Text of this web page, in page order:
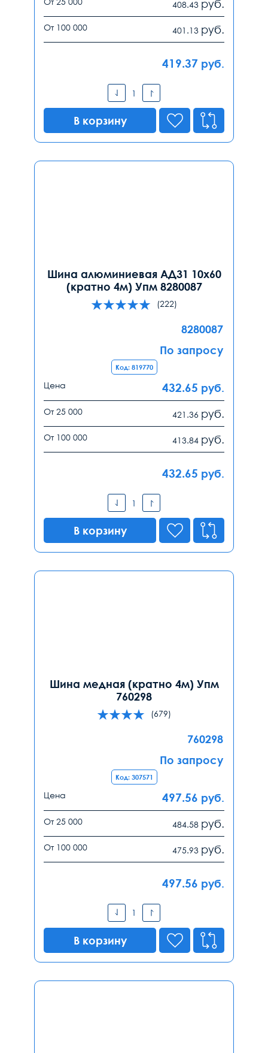
408.43 руб.
От 100 000 401.13 руб.
419.37 руб.
В корзину
Шина алюминиевая АД31 10х60
(кратно 4м) Упм 8280087
(222)
8280087
По запросу
Код: 819770
Цена 432.65 руб.
От 25 000 421.36 руб.
От 100 000 413.84 руб.
432.65 руб.
В корзину
Шина медная (кратно 4м) Упм
760298
(679)
760298
По запросу
Код: 307571
Цена 497.56 руб.
От 25 000 484.58 руб.
От 100 000 475.93 руб.
497.56 руб.
В корзину